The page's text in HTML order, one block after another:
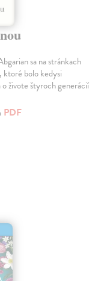
sa na stránkach
ktoré bolo kedysi
o živote štyroch generácií
PDF